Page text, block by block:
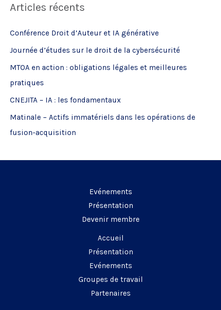
h
c
h
e
r
:
Articles récents
Conférence Droit d’Auteur et IA générative
Journée d’études sur le droit de la cybersécurité
MTOA en action : obligations légales et meilleures
pratiques
CNEJITA – IA : les fondamentaux
Matinale – Actifs immatériels dans les opérations de
fusion-acquisition
Evénements
Présentation
Devenir membre
Accueil
Présentation
Evénements
Groupes de travail
Partenaires